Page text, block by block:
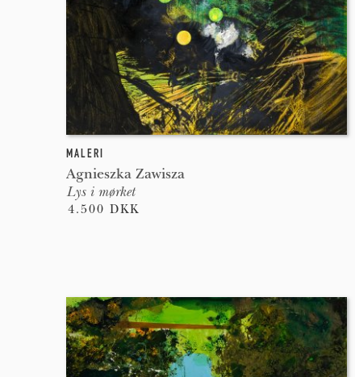
MALERI
Agnieszka Zawisza
Lys i mørket
4.500 DKK